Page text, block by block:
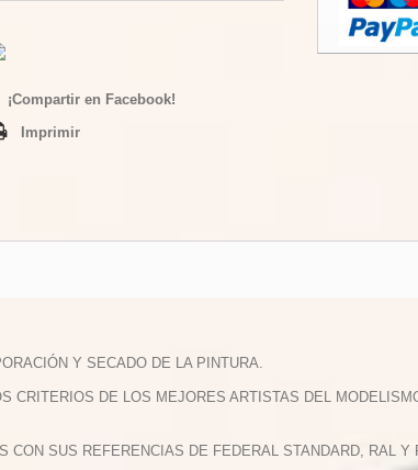
¡Compartir en Facebook!
Imprimir
Y SECADO DE LA PINTURA.
CRITERIOS DE LOS MEJORES ARTISTAS DEL
SUS REFERENCIAS DE FEDERAL STANDARD, RAL Y